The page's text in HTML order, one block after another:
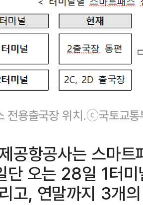
전용출국장 위치.ⓒ국토교통
공항공사는 스마
단 오는 28일 1터
고, 연말까지 3개